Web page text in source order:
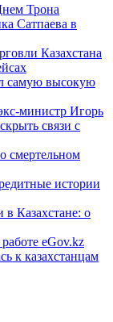
Трона
Сатпаева в
Казахстана
самую высокую
министр Игорь
связи с
смертельном
истории
в Казахстане: о
eGov.kz
к казахстанцам